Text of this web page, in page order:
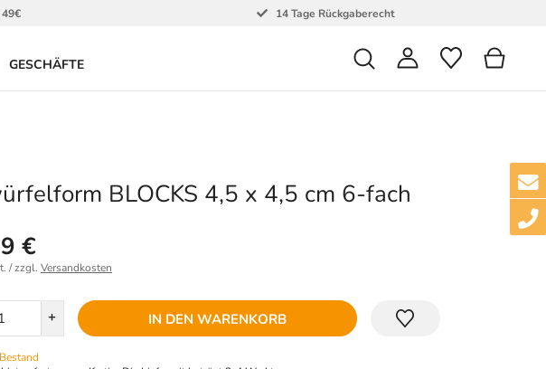
14 Tage Rückgaberecht
GESCHÄFTE
BLOCKS 4,5 x 4,5 cm 6-fach
€
/ zzgl. Versandkosten
+ IN DEN WARENKORB